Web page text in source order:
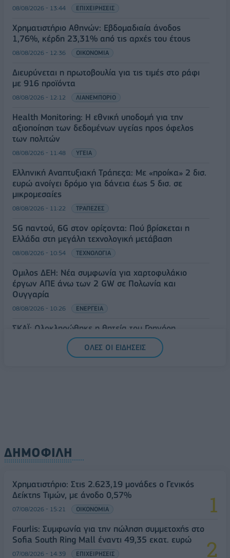
08/08/2026 - 13:44 ΕΠΙΧΕΙΡΗΣΕΙΣ
Χρηματιστήριο Αθηνών: Εβδομαδιαία άνοδος
1,76%, κέρδη 23,31% από τις αρχές του έτους
08/08/2026 - 12:36 ΟΙΚΟΝΟΜΙΑ
Διευρύνεται η πρωτοβουλία για τις τιμές στο ράφι
με 916 προϊόντα
08/08/2026 - 12:12 ΛΙΑΝΕΜΠΟΡΙΟ
Health Monitoring: Η εθνική υποδομή για την
αξιοποίηση των δεδομένων υγείας προς όφελος
των πολιτών
08/08/2026 - 11:48 ΥΓΕΙΑ
Ελληνική Αναπτυξιακή Τράπεζα: Με «προίκα» 2 δισ.
ευρώ ανοίγει δρόμο για δάνεια έως 5 δισ. σε
μικρομεσαίες
08/08/2026 - 11:22 ΤΡΑΠΕΖΕΣ
5G παντού, 6G στον ορίζοντα: Πού βρίσκεται η
Ελλάδα στη μεγάλη τεχνολογική μετάβαση
08/08/2026 - 10:54 ΤΕΧΝΟΛΟΓΙΑ
Όμιλος ΔΕΗ: Νέα συμφωνία για χαρτοφυλάκιο
έργων ΑΠΕ άνω των 2 GW σε Πολωνία και
Ουγγαρία
08/08/2026 - 10:26 ΕΝΕΡΓΕΙΑ
ΣΚΑΪ: Ολοκληρώθηκε η θητεία του Γρηγόρη
Δημητριάδη - Ο Γιάννης Αλαφούζος επιστρέφει στη
ΟΛΕΣ ΟΙ ΕΙΔΗΣΕΙΣ
ΔΗΜΟΦΙΛΗ
Χρηματιστήριο: Στις 2.623,19 μονάδες ο Γενικός
Δείκτης Τιμών, με άνοδο 0,57%
07/08/2026 - 15:21 ΟΙΚΟΝΟΜΙΑ
Fourlis: Συμφωνία για την πώληση συμμετοχής στο
Sofia South Ring Mall έναντι 49,35 εκατ. ευρώ
07/08/2026 - 14:39 ΕΠΙΧΕΙΡΗΣΕΙΣ